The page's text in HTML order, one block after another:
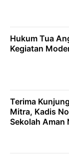
Hukum Tua
Kegiatan
Terima
Mitra, Kadis
Sekolah Aman